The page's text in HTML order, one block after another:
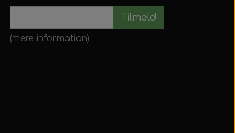
Tilmeld
(mere information)